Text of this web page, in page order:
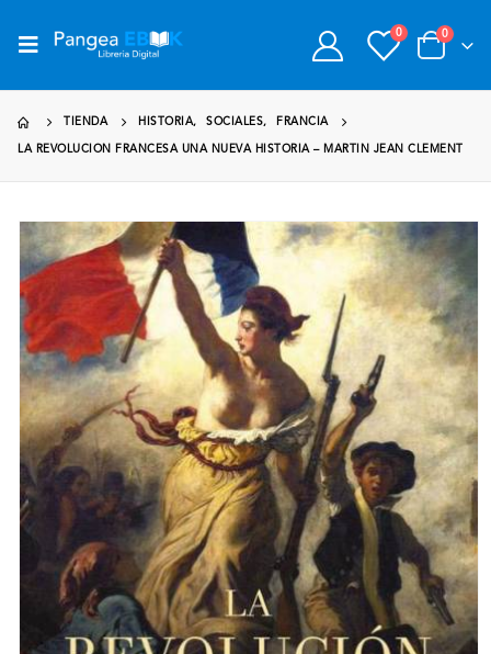
0 0
TIENDA HISTORIA, SOCIALES, FRANCIA
LA REVOLUCION FRANCESA UNA NUEVA HISTORIA – MARTIN JEAN CLEMENT